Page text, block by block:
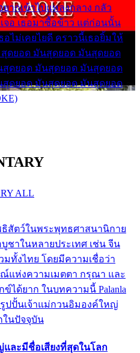
ากเข้าไปแหลงกลาง กลัว
จอ เธอมาซื้อข้าว แต่ก่อนนั้น
อไม่เคยไยดี คราวนี้เธอยิ้มให้
สุดยอด มันสุดยอด มันสุดยอด
ดยอด มันสุดยอด มันสุดยอด
ดยอด มันสุดยอด มันสุดยอด
ALL
ธิสัตว์ในพระพุทธศาสนานิกาย
ชาในหลายประเทศ เช่น จีน
มทั้งไทย โดยมีความเชื่อว่า
แห่งความเมตตา กรุณา และ
ได้ยาก ในบทความนี้ Palanla
ปปั้นเจ้าแม่กวนอิมองค์ใหญ่
ในปัจจุบัน
ละมีชื่อเสียงที่สุดในโลก